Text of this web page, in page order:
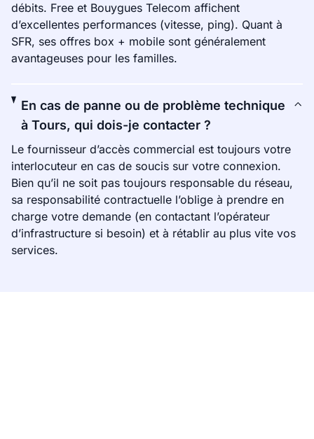
débits. Free et Bouygues Telecom affichent
d’excellentes performances (vitesse, ping). Quant à
SFR, ses offres box + mobile sont généralement
avantageuses pour les familles.
En cas de panne ou de problème technique
à Tours, qui dois-je contacter ?
Le fournisseur d’accès commercial est toujours votre
interlocuteur en cas de soucis sur votre connexion.
Bien qu’il ne soit pas toujours responsable du réseau,
sa responsabilité contractuelle l’oblige à prendre en
charge votre demande (en contactant l’opérateur
d’infrastructure si besoin) et à rétablir au plus vite vos
services.